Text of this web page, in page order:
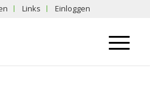
Links Einloggen